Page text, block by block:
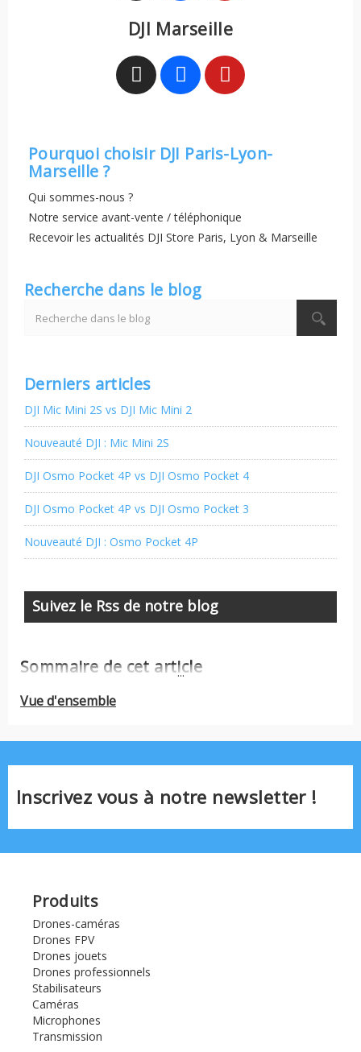
DJI Marseille
Pourquoi choisir DJI Paris-Lyon-
Marseille ?
Qui sommes-nous ?
Notre service avant-vente / téléphonique
Recevoir les actualités DJI Store Paris, Lyon & Marseille
Recherche dans le blog
Derniers articles
DJI Mic Mini 2S vs DJI Mic Mini 2
Nouveauté DJI : Mic Mini 2S
DJI Osmo Pocket 4P vs DJI Osmo Pocket 4
DJI Osmo Pocket 4P vs DJI Osmo Pocket 3
Nouveauté DJI : Osmo Pocket 4P
Suivez le Rss de notre blog
Sommaire de cet article
...
Vue d'ensemble
Inscrivez vous à notre newsletter !
Produits
Drones-caméras
Drones FPV
Drones jouets
Drones professionnels
Stabilisateurs
Caméras
Microphones
Transmission